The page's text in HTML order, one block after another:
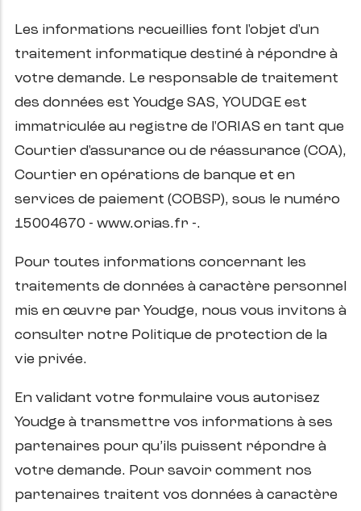
Les informations recueillies font l'objet d'un
traitement informatique destiné à répondre à
votre demande. Le responsable de traitement
des données est Youdge SAS, YOUDGE est
immatriculée au registre de l'ORIAS en tant que
Courtier d'assurance ou de réassurance (COA),
Courtier en opérations de banque et en
services de paiement (COBSP), sous le numéro
15004670 - www.orias.fr -.
Pour toutes informations concernant les
traitements de données à caractère personnel
mis en œuvre par Youdge, nous vous invitons à
consulter notre Politique de protection de la
vie privée.
En validant votre formulaire vous autorisez
Youdge à transmettre vos informations à ses
partenaires pour qu’ils puissent répondre à
votre demande. Pour savoir comment nos
partenaires traitent vos données à caractère